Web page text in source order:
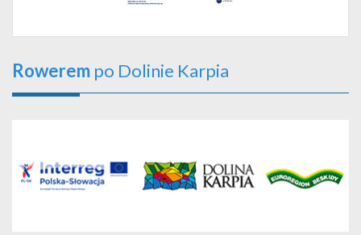
Rowerem po Dolinie Karpia